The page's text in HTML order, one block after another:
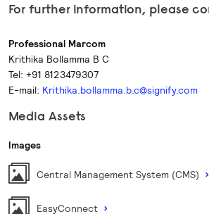
For further information, please
Professional Marcom
Krithika Bollamma B C
Tel: +91 8123479307
E-mail: Krithika.bollamma.b.c@signify.com
Media Assets
Images
Central Management System (CMS)
EasyConnect